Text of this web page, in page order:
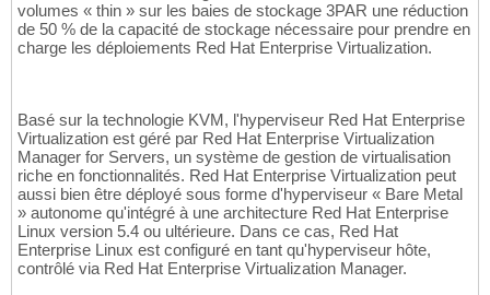
volumes « thin » sur les baies de stockage 3PAR une réduction
de 50 % de la capacité de stockage nécessaire pour prendre en
charge les déploiements Red Hat Enterprise Virtualization.
Basé sur la technologie KVM, l'hyperviseur Red Hat Enterprise
Virtualization est géré par Red Hat Enterprise Virtualization
Manager for Servers, un système de gestion de virtualisation
riche en fonctionnalités. Red Hat Enterprise Virtualization peut
aussi bien être déployé sous forme d'hyperviseur « Bare Metal
» autonome qu'intégré à une architecture Red Hat Enterprise
Linux version 5.4 ou ultérieure. Dans ce cas, Red Hat
Enterprise Linux est configuré en tant qu'hyperviseur hôte,
contrôlé via Red Hat Enterprise Virtualization Manager.